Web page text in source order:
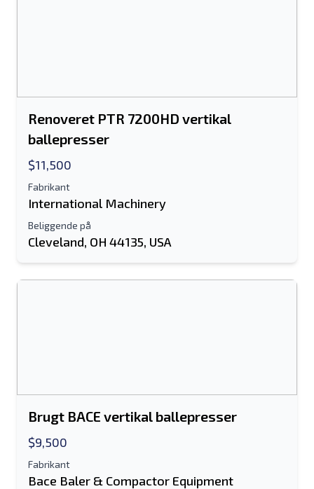
Renoveret PTR 7200HD vertikal
ballepresser
$11,500
Fabrikant
International Machinery
Beliggende på
Cleveland, OH 44135, USA
Brugt BACE vertikal ballepresser
$9,500
Fabrikant
Bace Baler & Compactor Equipment